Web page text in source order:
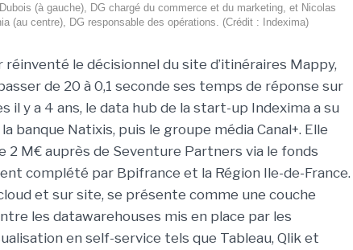
(à gauche), DG chargé du commerce et du marketing, et Nicolas
(au centre), DG responsable des opérations. (Crédit : Indexima)
réinventé le décisionnel du site d’itinéraires Mappy,
de 20 à 0,1 seconde ses temps de réponse sur
il y a 4 ans, le data hub de la start-up Indexima a su
banque Natixis, puis le groupe média Canal+. Elle
2 M€ auprès de Seventure Partners via le fonds
complété par Bpifrance et la Région Ile-de-France.
et sur site, se présente comme une couche
les datawarehouses mis en place par les
en self-service tels que Tableau, Qlik et